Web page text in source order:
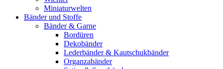
Miniaturwelten
Bänder und Stoffe
Bänder & Garne
Bordüren
Dekobänder
Lederbänder & Kautschukbänder
Organzabänder